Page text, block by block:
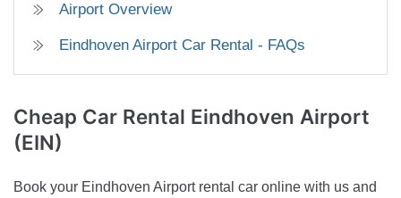
Airport Overview
Eindhoven Airport Car Rental - FAQs
Cheap Car Rental Eindhoven Airport
(EIN)
Book your Eindhoven Airport rental car online with us and